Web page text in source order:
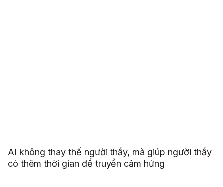
AI không thay thế người thầy, mà giúp người thầy
có thêm thời gian để truyền cảm hứng